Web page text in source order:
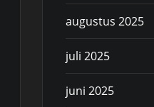
augustus 2025
juli 2025
juni 2025